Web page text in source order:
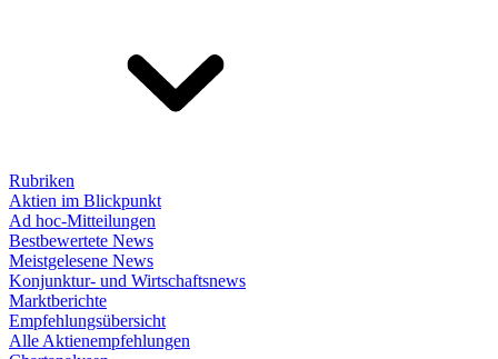
Rubriken
Aktien im Blickpunkt
Ad hoc-Mitteilungen
Bestbewertete News
Meistgelesene News
Konjunktur- und Wirtschaftsnews
Marktberichte
Empfehlungsübersicht
Alle Aktienempfehlungen